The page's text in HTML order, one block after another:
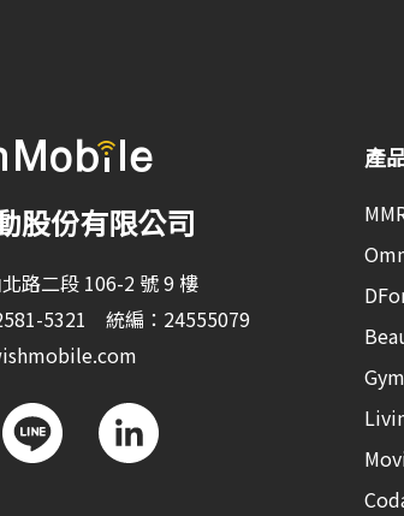
股份有限公司
路二段 106-2 號 9 樓
5321 統編：24555079
產